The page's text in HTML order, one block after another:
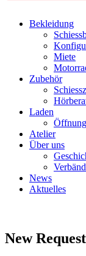
Bekleidung
Miete
Zubehör
Laden
Atelier
Über uns
News
Aktuelles
New